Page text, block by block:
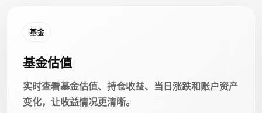
基金
基金估值
实时查看基金估值、持仓收益、当日涨跌和账户资产
变化，让收益情况更清晰。